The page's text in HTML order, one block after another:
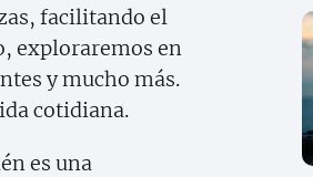
facilitando el
exploraremos en
y mucho más.
cotidiana.
es una